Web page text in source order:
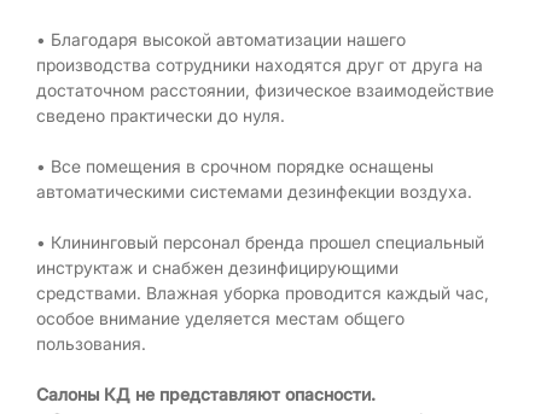
• Благодаря высокой автоматизации нашего
производства сотрудники находятся друг от друга на
достаточном расстоянии, физическое взаимодействие
сведено практически до нуля.
• Все помещения в срочном порядке оснащены
автоматическими системами дезинфекции воздуха.
• Клининговый персонал бренда прошел специальный
инструктаж и снабжен дезинфицирующими
средствами. Влажная уборка проводится каждый час,
особое внимание уделяется местам общего
пользования.
Салоны КД не представляют опасности.